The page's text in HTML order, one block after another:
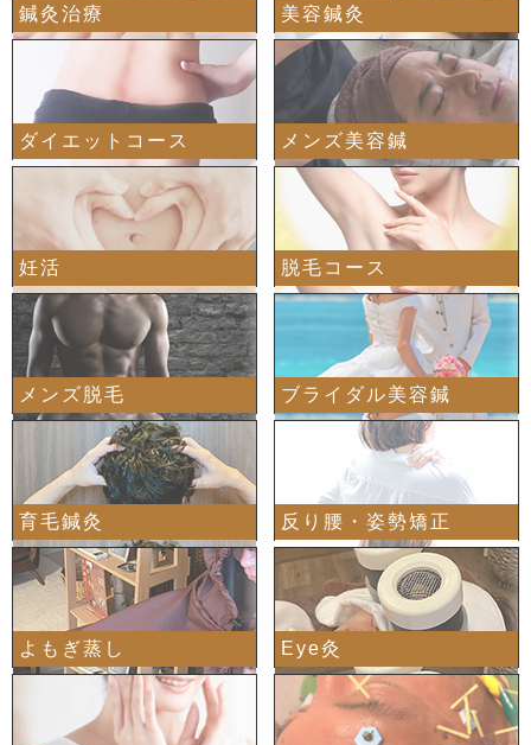
鍼灸治療 美容鍼灸
ダイエットコース メンズ美容鍼
妊活 脱毛コース
メンズ脱毛 ブライダル美容鍼
育毛鍼灸 反り腰・姿勢矯正
よもぎ蒸し Eye灸